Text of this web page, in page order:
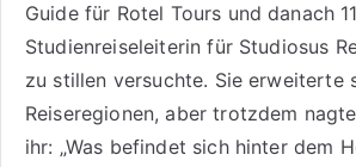
Guide für Rotel Tours und danach
Studienreiseleiterin für Studiosus
zu stillen versuchte. Sie erweiterte
Reiseregionen, aber trotzdem
ihr: „Was befindet sich hinter dem